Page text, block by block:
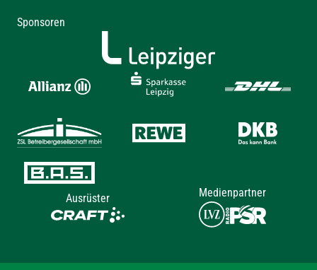
Sponsoren
Ausrüster Medienpartner